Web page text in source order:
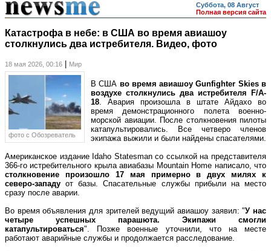
Суббота, 08 Август
Полная версия сайта
Катастрофа в небе: в США во время авиашоу
столкнулись два истребителя. Видео, фото
18 мая 2026, 00:16 Мир
фото c Обозреватель
В США во время авиашоу Gunfighter Skies в
воздухе столкнулись два истребителя F/A-
18. Авария произошла в штате Айдахо во
время демонстрационного полета военно-
морской авиации. После столкновения пилоты
катапультировались. Все четверо членов
экипажа выжили и были найдены спасателями.
Американское издание Idaho Statesman со ссылкой на представителя
366-го истребительного крыла авиабазы Mountain Home написало, что
столкновение произошло 17 мая примерно в двух милях к
северо-западуот базы. Спасательные службы прибыли на место
сразу после аварии.
Во время объявления для зрителей ведущий авиашоу заявил: "У нас
четыре успешных парашюта. Экипажи смогли
катапультироваться". Позже военные уточнили, что на месте
работают аварийные службы и продолжается расследование.